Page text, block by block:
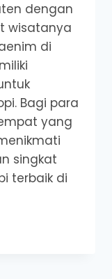
dengan
wisatanya
di
Bagi para
yang
singkat
terbaik di